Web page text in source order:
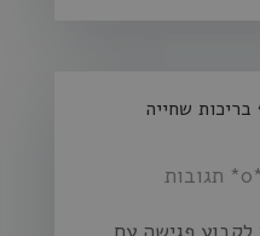
שחייה